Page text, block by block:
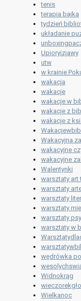
tenis
terapia bajką
tydzień
układanie
Upioryizjawy
utw
w krainie
wakacja
wakacje
wakacje w
wakacje z
wakacje z
Wakacyjna
wakacyjne
wakacyjne
Walentynki
warsztaty art
warsztaty
warsztaty
warsztaty
warsztaty
warsztaty w
wędrówka
Widnokrąg
Wielkanoc